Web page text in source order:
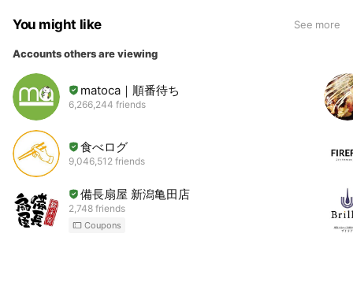
You might like See more
Accounts others are viewing
matoca｜順番待ち
6,266,244 friends
食べログ
9,046,512 friends
備長扇屋 新潟亀田店
2,748 friends
Coupons